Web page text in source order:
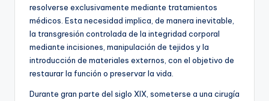
resolverse exclusivamente mediante tratamientos
médicos. Esta necesidad implica, de manera inevitable,
la transgresión controlada de la integridad corporal
mediante incisiones, manipulación de tejidos y la
introducción de materiales externos, con el objetivo de
restaurar la función o preservar la vida.
Durante gran parte del siglo XIX, someterse a una cirugía